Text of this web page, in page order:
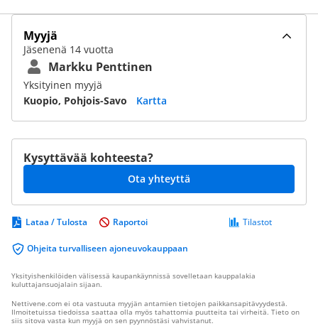
Myyjä
Jäsenenä 14 vuotta
Markku Penttinen
Yksityinen myyjä
Kuopio, Pohjois-Savo
Kartta
Kysyttävää kohteesta?
Ota yhteyttä
Lataa / Tulosta
Ohjeita turvalliseen ajoneuvokauppaan
Tilastot
Raportoi
Yksityishenkilöiden välisessä kaupankäynnissä sovelletaan kauppalakia
kuluttajansuojalain sijaan.
Nettivene.com ei ota vastuuta myyjän antamien tietojen paikkansapitävyydestä.
Ilmoitetuissa tiedoissa saattaa olla myös tahattomia puutteita tai virheitä. Tieto on
siis sitova vasta kun myyjä on sen pyynnöstäsi vahvistanut.